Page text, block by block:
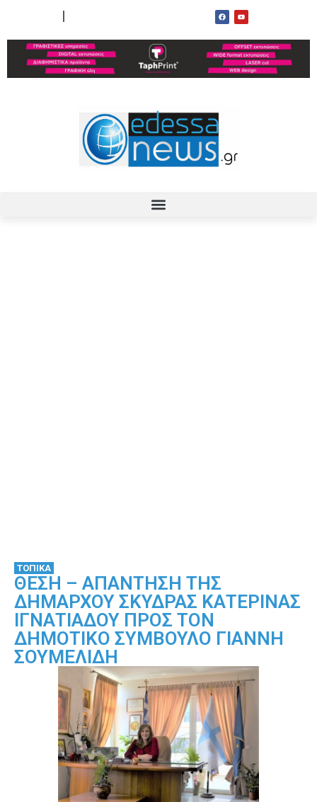
ΤΟΠΙΚΑ
ΘΕΣΗ – ΑΠΑΝΤΗΣΗ ΤΗΣ
ΔΗΜΑΡΧΟΥ ΣΚΥΔΡΑΣ ΚΑΤΕΡΙΝΑΣ
ΙΓΝΑΤΙΑΔΟΥ ΠΡΟΣ ΤΟΝ
ΔΗΜΟΤΙΚΟ ΣΥΜΒΟΥΛΟ ΓΙΑΝΝΗ
ΣΟΥΜΕΛΙΔΗ